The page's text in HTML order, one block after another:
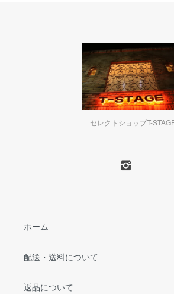
セレクトショップT-
ホーム
配送・送料について
返品について